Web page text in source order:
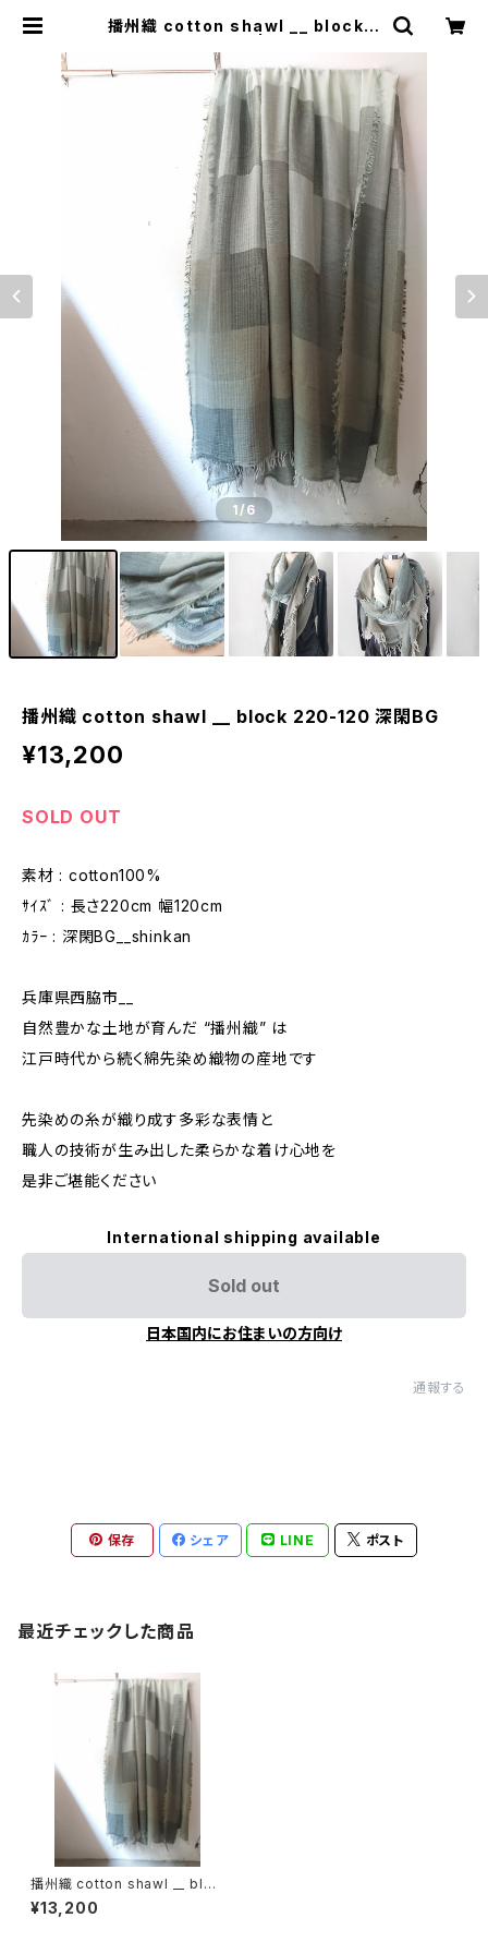
播州織 cotton shawl __ block 2
1/6
播州織 cotton shawl __ block 220-120 深閑BG
¥13,200
SOLD OUT
素材 : cotton100%
ｻｲｽﾞ : 長さ220cm 幅120cm
ｶﾗｰ : 深閑BG__shinkan
兵庫県西脇市__
自然豊かな土地が育んだ “播州織” は
江戸時代から続く綿先染め織物の産地です
先染めの糸が織り成す多彩な表情と
職人の技術が生み出した柔らかな着け心地を
是非ご堪能ください
International shipping available
Sold out
日本国内にお住まいの方向け
通報する
保存 シェア LINE ポスト
最近チェックした商品
播州織 cotton shawl __ bloc
k 220-120 深閑BG
¥13,200